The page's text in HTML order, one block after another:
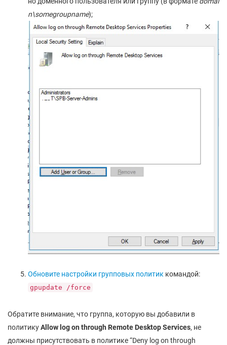
n\somegroupname);
Обновите настройки групповых политик командой:
gpupdate /force
Обратите внимание, что группа, которую вы добавили в
политикуAllow log on through Remote Desktop Services, не
должны присутствовать в политике “Deny log on through